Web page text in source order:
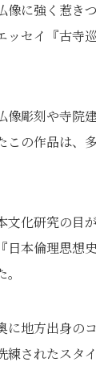
像に強く惹き
ッセイ『古寺
像彫刻や寺院
この作品は、
文化研究の目
日本倫理思想
に地方出身の
練されたスタ